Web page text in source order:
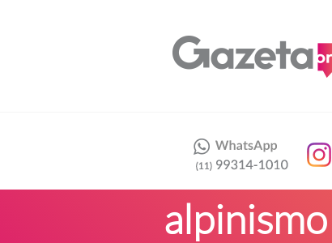
alpinismo